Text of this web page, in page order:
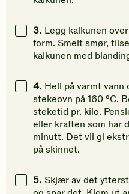
3. Legg kalkunen
form. Smelt smør,
kalkunen med
4. Hell på varmt
stekeovn på 160 °C.
steketid pr. kilo.
eller kraften som har
minutt. Det vil gi
på skinnet.
5. Skjær av det